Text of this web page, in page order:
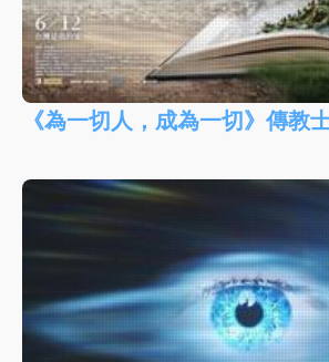
《為一切人，成為一切》傳教